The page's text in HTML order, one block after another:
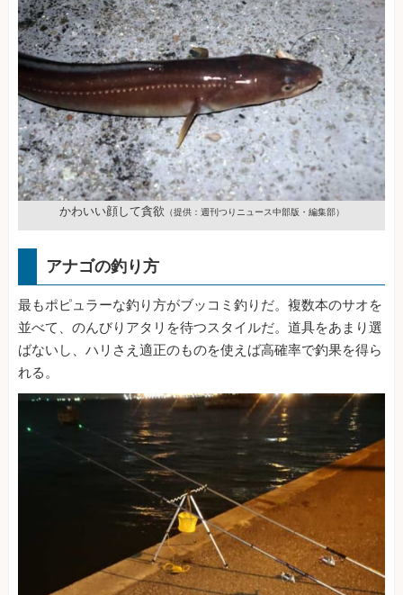
かわいい顔して貪欲 （提供：週刊つりニュース中部版・編集部）
アナゴの釣り方
最もポピュラーな釣り方がブッコミ釣りだ。複数本のサオを
並べて、のんびりアタリを待つスタイルだ。道具をあまり選
ばないし、ハリさえ適正のものを使えば高確率で釣果を得ら
れる。